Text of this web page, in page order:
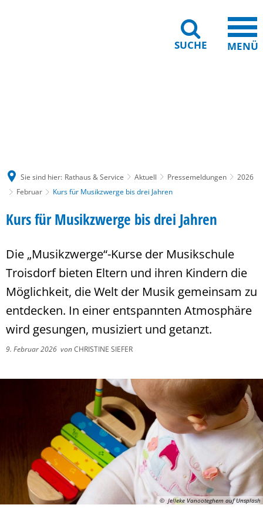
SUCHE MENÜ
Sie sind hier: Rathaus & Service Aktuell Pressemeldungen
2026
Februar
Kurs für Musikzwerge bis drei Jahren
Kurs für Musikzwerge bis drei Jahren
Die „Musikzwerge“-Kurse der Musikschule
Troisdorf bieten Eltern und ihren Kindern die
Möglichkeit, die Welt der Musik gemeinsam zu
entdecken. In einer entspannten Atmosphäre
wird gesungen, musiziert und getanzt.
9. Februar 2026 vonCHRISTINE SIEFER
© Jelleke Vanooteghem auf Unsplash